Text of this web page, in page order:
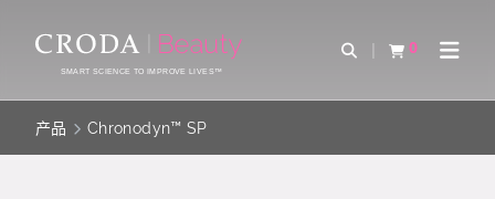
CONTENTSMART SCIENCE TO IMPROVE LIVES™
Open Search
0
查看购物车Open
产品 Chronodyn™ SP